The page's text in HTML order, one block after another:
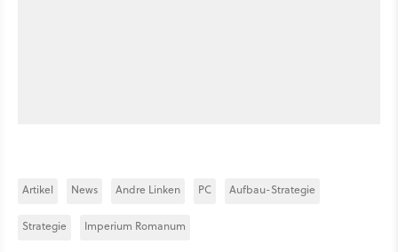
Artikel News Andre Linken PC Aufbau-Strategie
Strategie Imperium Romanum